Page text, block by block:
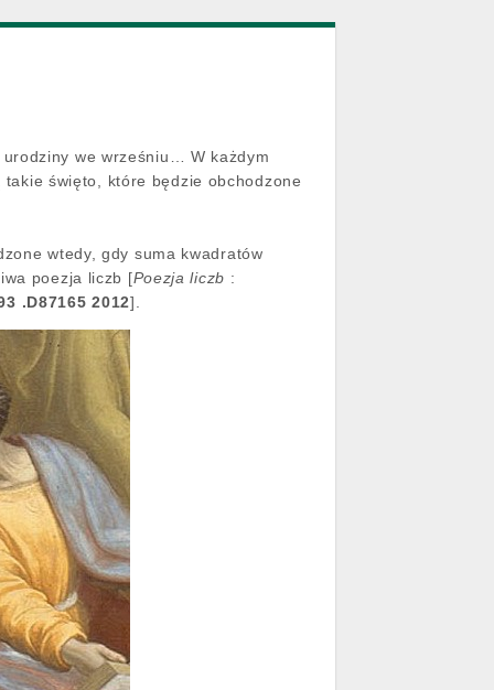
we wrześniu… W każdym
święto, które będzie obchodzone
wtedy, gdy suma kwadratów
poezja liczb [Poezja liczb :
.D87165 2012].